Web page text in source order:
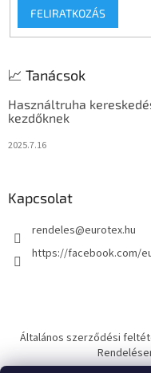
FELIRATKOZÁS
📈 Tanácsok
Használtruha
kezdőknek
2025.7.16
Kapcsolat
rendeles@eurotex.hu
https://facebook.com/
Általános szerződési